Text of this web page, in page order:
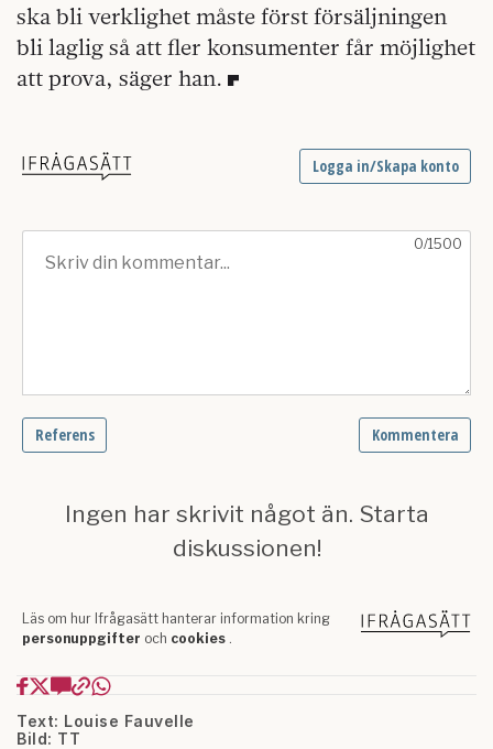
ska bli verklighet måste först försäljningen
bli laglig så att fler konsumenter får möjlighet
att prova, säger han.
Text: Louise Fauvelle
Bild: TT